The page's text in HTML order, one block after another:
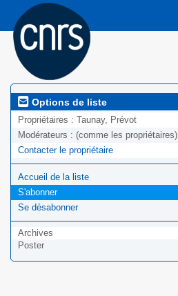
Options de liste
Propriétaires : Taunay, Prévot
Modérateurs : (comme les propriétaires)
Contacter le propriétaire
Accueil de la liste
S'abonner
Se désabonner
Archives
Poster